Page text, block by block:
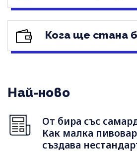
Кога ще стана
Най-ново
От бира със
Как малка
създава